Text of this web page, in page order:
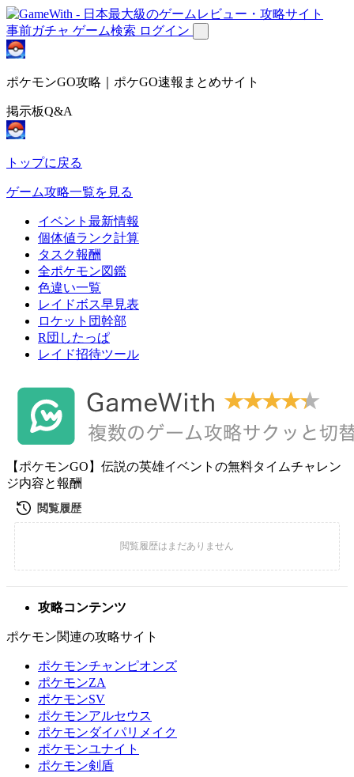
事前ガチャ ゲーム検索 ログイン
ポケモンGO攻略｜ポケGO速報まとめサイト
掲示板Q&A
トップに戻る
ゲーム攻略一覧を見る
イベント最新情報
個体値ランク計算
タスク報酬
全ポケモン図鑑
色違い一覧
レイドボス早見表
ロケット団幹部
R団したっぱ
レイド招待ツール
【ポケモンGO】伝説の英雄イベントの無料タイムチャレン
ジ内容と報酬
攻略コンテンツ
ポケモン関連の攻略サイト
ポケモンチャンピオンズ
ポケモンZA
ポケモンSV
ポケモンアルセウス
ポケモンダイパリメイク
ポケモンユナイト
ポケモン剣盾